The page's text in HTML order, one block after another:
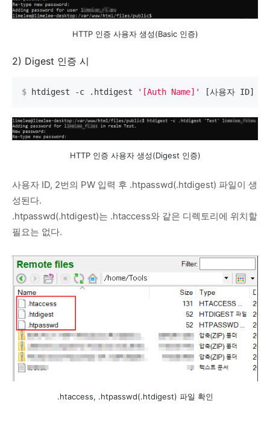
HTTP 인증 사용자 생성(Basic 인증)
2) Digest 인증 시
$ htdigest -c .htdigest '[Auth Name]' [사용자 ID]
HTTP 인증 사용자 생성(Digest 인증)
사용자 ID, 2번의 PW 입력 후 .htpasswd(.htdigest) 파일이 생
성된다.
.htpasswd(.htdigest)는 .htaccess와 같은 디렉토리에 위치할
필요는 없다.
.htaccess, .htpasswd(.htdigest) 파일 확인